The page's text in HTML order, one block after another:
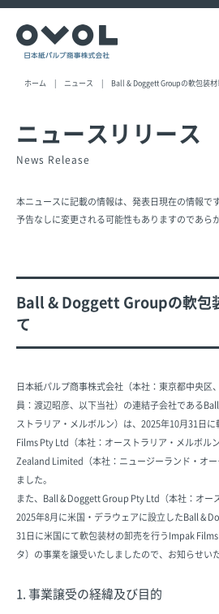
ホーム ニュース Ball & Doggett Groupの軟包装材
ニュースリリース
News Release
本ニュースに記載の情報は、発表日現在の情報です
予告なしに変更される可能性もありますのであら
Ball & Doggett Groupの軟包
て
日本紙パルプ商事株式会社（本社：東京都中央
員：渡辺昭彦、以下当社）の連結子会社である
ストラリア・メルボルン）は、2025年10月31日
Films Pty Ltd（本社：オーストラリア・メルボル
Zealand Limited（本社：ニュージーランド・オ
ました。
また、Ball & Doggett Group Pty Ltd（本社：オー
2025年8月に米国・デラウェアに設立したBall &
31日に米国にて軟包装材の卸売を行うImpak
タ）の事業を譲受いたしましたので、お知らせい
1. 事業譲受の経緯及び目的